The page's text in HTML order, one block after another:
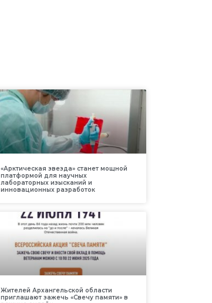
«Арктическая звезда» станет мощной
платформой для научных
лабораторных изысканий и
инновационных разработок
Жителей Архангельской области
приглашают зажечь «Свечу памяти» в